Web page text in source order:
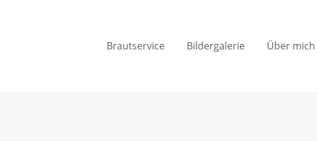
Brautservice Bildergalerie Über mich